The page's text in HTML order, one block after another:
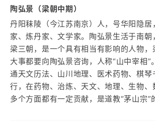
陶弘景（梁朝中期）
丹阳秣陵（今江苏南京）人，号华阳隐居
家、炼丹家、文学家。陶弘景生活于南朝
梁三朝，是一个具有相当有影响的人物，
大事都要向陶弘景咨询，人称“山中宰相”
通天文历法、山川地理、医术药物、棋琴
行，在药物、治炼、天文、地理、生物、
多个方面都有一定贡献，是道教“茅山宗”